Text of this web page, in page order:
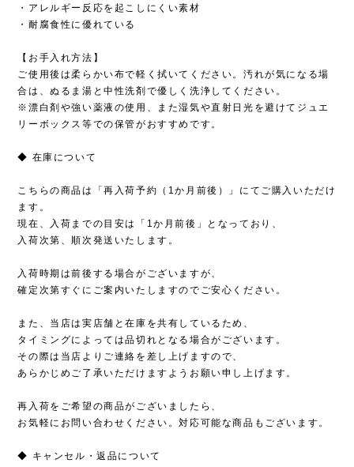
・アレルギー反応を起こしにくい素材
・耐腐食性に優れている
【お手入れ方法】
ご使用後は柔らかい布で軽く拭いてください。汚れが気になる場
合は、ぬるま湯と中性洗剤で優しく洗浄してください。
※漂白剤や強い薬液の使用、また湿気や直射日光を避けてジュエ
リーボックス等での保管がおすすめです。
◆ 在庫について
こちらの商品は「再入荷予約（1か月前後）」にてご購入いただけ
ます。
現在、入荷までの目安は「1か月前後」となっており、
入荷次第、順次発送いたします。
入荷時期は前後する場合がございますが、
確定次第すぐにご案内いたしますのでご安心ください。
また、当店は実店舗と在庫を共有しているため、
タイミングによっては品切れとなる場合がございます。
その際は当店よりご連絡を差し上げますので、
あらかじめご了承いただけますようお願い申し上げます。
再入荷をご希望の商品がございましたら、
お気軽にお問い合わせください。対応可能な商品もございます。
◆ キャンセル・返品について